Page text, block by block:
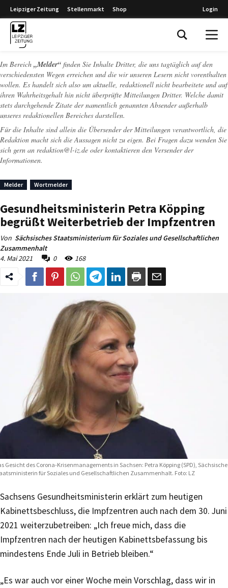
Leipziger Zeitung Stellenmarkt Shop Login
Im Bereich „Melder“ finden Sie Inhalte Dritter, die uns tagtäglich auf den
verschiedensten Wegen erreichen und die wir unseren Lesern nicht vorenthalten
wollen. Es handelt sich also um aktuelle, redaktionell nicht bearbeitete und auf
ihren Wahrheitsgehalt hin nicht überprüfte Mitteilungen Dritter. Welche damit
stets durchgehende Zitate der namentlich genannten Absender außerhalb
unseres redaktionellen Bereiches darstellen.
Für die Inhalte sind allein die Übersender der Mitteilungen verantwortlich, die
Redaktion macht sich die Aussagen nicht zu eigen. Bei Fragen dazu wenden Sie
sich gern an redaktion@l-iz.de oder kontaktieren den Versender der
Informationen.
Melder Wortmelder
Gesundheitsministerin Petra Köpping
begrüßt Weiterbetrieb der Impfzentren
Von Sächsisches Staatsministerium für Soziales und Gesellschaftlichen
Zusammenhalt
4. Mai 2021
0 168
Gesicht des Corona-Krisenmanagements in Sachsen: Petra Köpping (SPD), Sächsische
für Soziales und Gesellschaftlichen Zusammenhalt. Foto: LZ
Sachsens Gesundheitsministerin erklärt zum heutigen
Kabinettsbeschluss, die Impfzentren auch nach dem 30. Juni
2021 weiterzubetreiben: „Ich freue mich, dass die
Impfzentren nach der heutigen Kabinettsbefassung bis
mindestens Ende Juli in Betrieb bleiben.“
„Es war auch vor einer Woche mein Vorschlag, dass wir in